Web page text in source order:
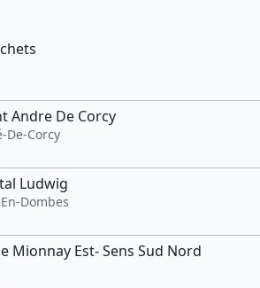
Andre De Corcy
De-Corcy
Ludwig
Dombes
Mionnay Est- Sens Sud Nord